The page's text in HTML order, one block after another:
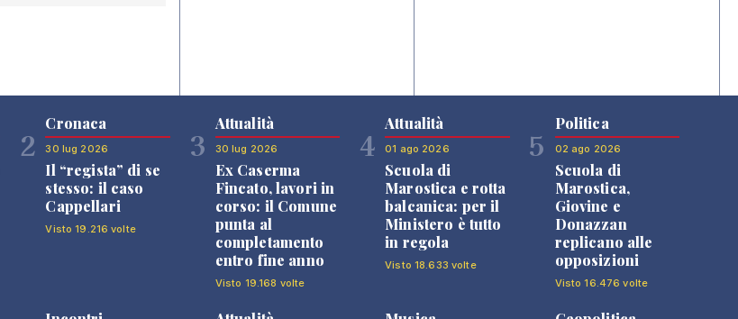
2
Cronaca
30 lug 2026
Il “regista” di se
stesso: il caso
Cappellari
Visto 19.216 volte
3
Attualità
30 lug 2026
Ex Caserma
Fincato, lavori in
corso: il Comune
punta al
completamento
entro fine anno
Visto 19.168 volte
4
Attualità
01 ago 2026
Scuola di
Marostica e rotta
balcanica: per il
Ministero è tutto
in regola
Visto 18.633 volte
5
Politica
02 ago 2026
Scuola di
Marostica,
Giovine e
Donazzan
replicano alle
opposizioni
Visto 16.476 volte